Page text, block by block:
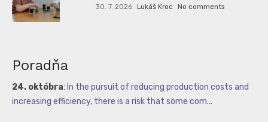
30. 7. 2026 Lukáš Kroc No comments
Poradňa
24. októbra: In the pursuit of reducing production costs and
increasing efficiency, there is a risk that some com...